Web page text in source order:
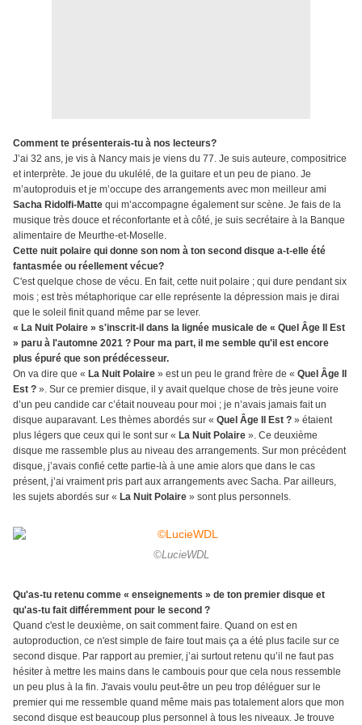
Comment te présenterais-tu à nos lecteurs?
J’ai 32 ans, je vis à Nancy mais je viens du 77. Je suis auteure, compositrice
et interprète. Je joue du ukulélé, de la guitare et un peu de piano. Je
m’autoproduis et je m’occupe des arrangements avec mon meilleur ami
Sacha Ridolfi-Matte qui m’accompagne également sur scène. Je fais de la
musique très douce et réconfortante et à côté, je suis secrétaire à la Banque
alimentaire de Meurthe-et-Moselle.
Cette nuit polaire qui donne son nom à ton second disque a-t-elle été
fantasmée ou réellement vécue?
C'est quelque chose de vécu. En fait, cette nuit polaire ; qui dure pendant six
mois ; est très métaphorique car elle représente la dépression mais je dirai
que le soleil finit quand même par se lever.
« La Nuit Polaire » s'inscrit-il dans la lignée musicale de « Quel Âge Il Est
» paru à l'automne 2021 ? Pour ma part, il me semble qu'il est encore
plus épuré que son prédécesseur.
On va dire que « La Nuit Polaire » est un peu le grand frère de « Quel Âge Il
Est ? ». Sur ce premier disque, il y avait quelque chose de très jeune voire
d’un peu candide car c’était nouveau pour moi ; je n’avais jamais fait un
disque auparavant. Les thèmes abordés sur « Quel Âge Il Est ? » étaient
plus légers que ceux qui le sont sur « La Nuit Polaire ». Ce deuxième
disque me rassemble plus au niveau des arrangements. Sur mon précédent
disque, j’avais confié cette partie-là à une amie alors que dans le cas
présent, j’ai vraiment pris part aux arrangements avec Sacha. Par ailleurs,
les sujets abordés sur « La Nuit Polaire » sont plus personnels.
©LucieWDL
Qu'as-tu retenu comme « enseignements » de ton premier disque et
qu'as-tu fait différemment pour le second ?
Quand c'est le deuxième, on sait comment faire. Quand on est en
autoproduction, ce n'est simple de faire tout mais ça a été plus facile sur ce
second disque. Par rapport au premier, j’ai surtout retenu qu’il ne faut pas
hésiter à mettre les mains dans le cambouis pour que cela nous ressemble
un peu plus à la fin. J'avais voulu peut-être un peu trop déléguer sur le
premier qui me ressemble quand même mais pas totalement alors que mon
second disque est beaucoup plus personnel à tous les niveaux. Je trouve